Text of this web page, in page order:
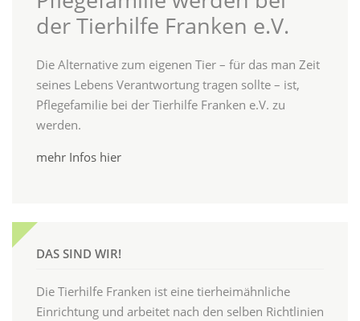
der Tierhilfe Franken e.V.
Die Alternative zum eigenen Tier – für das man Zeit
seines Lebens Verantwortung tragen sollte – ist,
Pflegefamilie bei der Tierhilfe Franken e.V. zu
werden.
mehr Infos hier
DAS SIND WIR!
Die Tierhilfe Franken ist eine tierheimähnliche
Einrichtung und arbeitet nach den selben Richtlinien